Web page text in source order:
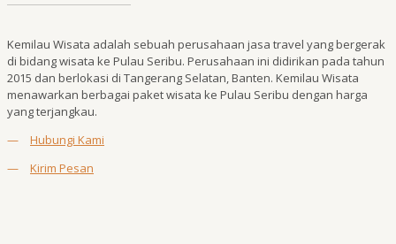
Kemilau Wisata adalah sebuah perusahaan jasa travel yang bergerak
di bidang wisata ke Pulau Seribu. Perusahaan ini didirikan pada tahun
2015 dan berlokasi di Tangerang Selatan, Banten. Kemilau Wisata
menawarkan berbagai paket wisata ke Pulau Seribu dengan harga
yang terjangkau.
—
Hubungi Kami
—
Kirim Pesan